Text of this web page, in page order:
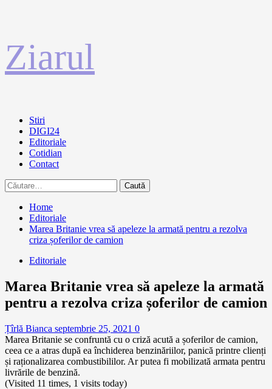
la
conținut
Ziarul
Primary
Menu
Stiri
DIGI24
Editoriale
Cotidian
Contact
Caută
după:
Home
Editoriale
Marea Britanie vrea să apeleze la armată pentru a rezolva
criza șoferilor de camion
Editoriale
Marea Britanie vrea să apeleze la armată
pentru a rezolva criza șoferilor de camion
Țîrlă Bianca septembrie 25, 2021 0
Marea Britanie se confruntă cu o criză acută a șoferilor de camion,
ceea ce a atras după ea închiderea benzinăriilor, panică printre clienți
și raționalizarea combustibililor. Ar putea fi mobilizată armata pentru
livrările de benzină.
(Visited 11 times, 1 visits today)